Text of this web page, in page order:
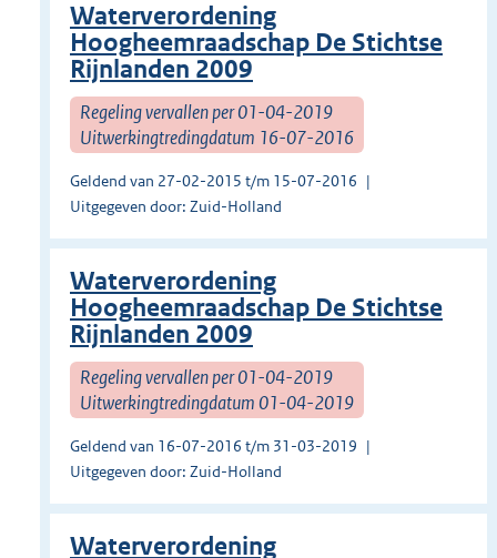
Waterverordening
Hoogheemraadschap De Stichtse
Rijnlanden 2009
Regeling vervallen per 01-04-2019
Uitwerkingtredingdatum 16-07-2016
Geldend van 27-02-2015 t/m 15-07-2016
Uitgegeven door: Zuid-Holland
Waterverordening
Hoogheemraadschap De Stichtse
Rijnlanden 2009
Regeling vervallen per 01-04-2019
Uitwerkingtredingdatum 01-04-2019
Geldend van 16-07-2016 t/m 31-03-2019
Uitgegeven door: Zuid-Holland
Waterverordening